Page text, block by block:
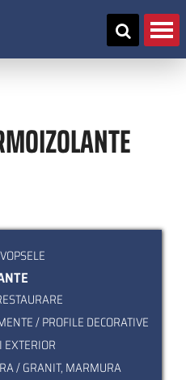
/ PROFILE DECORATIVE
EXTERIOR
/ GRANIT, MARMURA